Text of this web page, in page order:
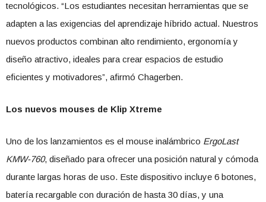
tecnológicos. “Los estudiantes necesitan herramientas que se
adapten a las exigencias del aprendizaje híbrido actual. Nuestros
nuevos productos combinan alto rendimiento, ergonomía y
diseño atractivo, ideales para crear espacios de estudio
eficientes y motivadores”, afirmó Chagerben.
Los nuevos mouses de Klip Xtreme
Uno de los lanzamientos es el mouse inalámbrico ErgoLast
KMW-760, diseñado para ofrecer una posición natural y cómoda
durante largas horas de uso. Este dispositivo incluye 6 botones,
batería recargable con duración de hasta 30 días, y una